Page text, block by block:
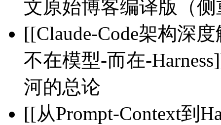
文原始博客编译版（
[[Claude-Code架构深
不在模型-而在-
河的总论
[[从Prompt-Context到